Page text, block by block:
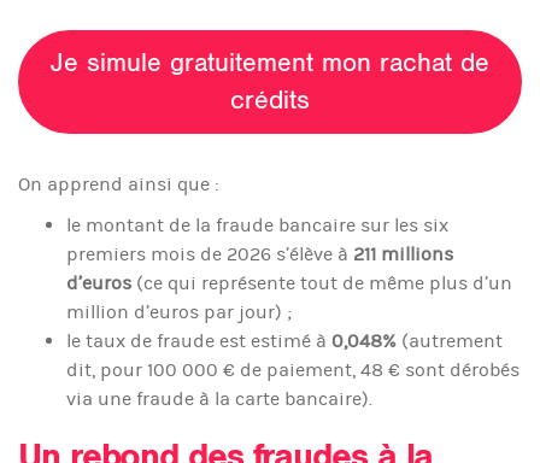
Je simule gratuitement mon rachat de
crédits
On apprend ainsi que :
le montant de la fraude bancaire sur les six
premiers mois de 2026 s’élève à 211 millions
d’euros (ce qui représente tout de même plus d’un
million d’euros par jour) ;
le taux de fraude est estimé à 0,048% (autrement
dit, pour 100 000 € de paiement, 48 € sont dérobés
via une fraude à la carte bancaire).